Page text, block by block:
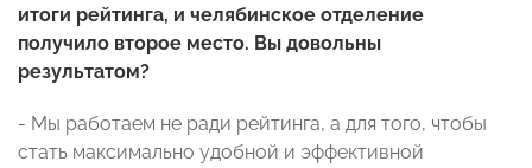
итоги рейтинга, и челябинское отделение
получило второе место. Вы довольны
результатом?
- Мы работаем не ради рейтинга, а для того, чтобы
стать максимально удобной и эффективной